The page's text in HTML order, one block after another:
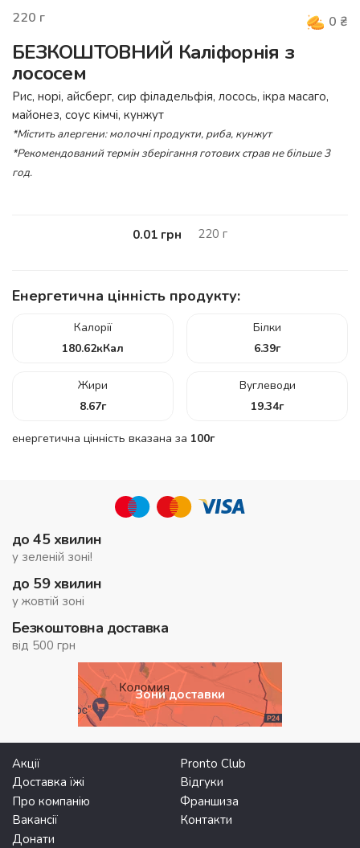
220 г 0 ₴
БЕЗКОШТОВНИЙ Каліфорнія з
лососем
Рис, норі, айсберг, сир філадельфія, лосось, ікра масаго,
майонез, соус кімчі, кунжут
*Містить алергени: молочні продукти, риба, кунжут
*Рекомендований термін зберігання готових страв не більше 3
год.
0.01 грн 220 г
Енергетична цінність продукту:
Калорії
180.62кКал
Білки
6.39г
Жири
8.67г
Вуглеводи
19.34г
енергетична цінність вказана за 100г
до 45 хвилин
у зеленій зоні!
до 59 хвилин
у жовтій зоні
Безкоштовна доставка
від 500 грн
Зони доставки
Акції
Pronto Club
Доставка їжі
Відгуки
Про компанію
Франшиза
Вакансії
Контакти
Донати